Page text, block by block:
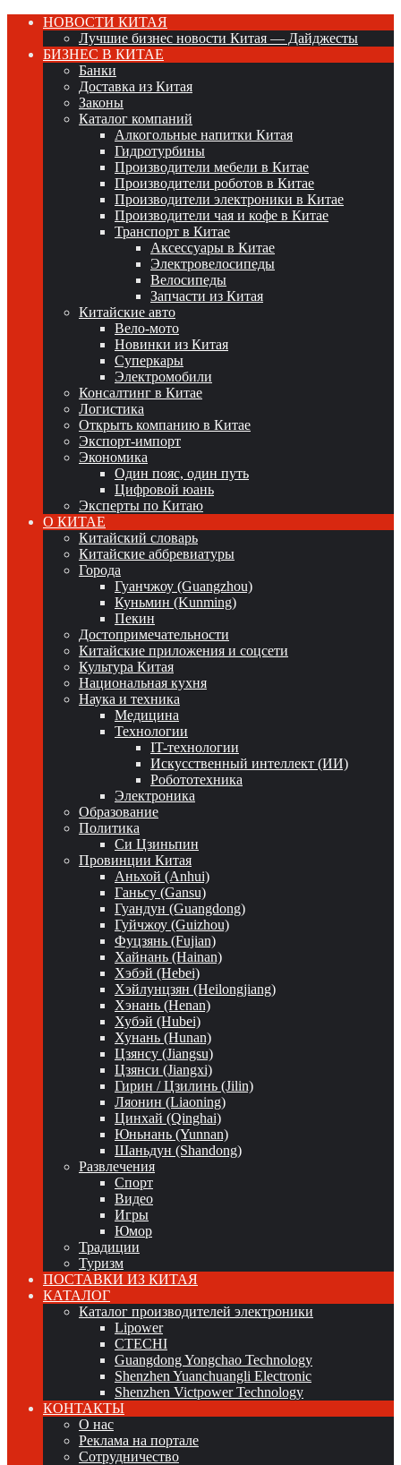
НОВОСТИ КИТАЯ
Лучшие бизнес новости Китая — Дайджесты
БИЗНЕС В КИТАЕ
Банки
Доставка из Китая
Законы
Каталог компаний
Алкогольные напитки Китая
Гидротурбины
Производители мебели в Китае
Производители роботов в Китае
Производители электроники в Китае
Производители чая и кофе в Китае
Транспорт в Китае
Аксессуары в Китае
Электровелосипеды
Велосипеды
Запчасти из Китая
Китайские авто
Вело-мото
Новинки из Китая
Суперкары
Электромобили
Консалтинг в Китае
Логистика
Открыть компанию в Китае
Экспорт-импорт
Экономика
Один пояс, один путь
Цифровой юань
Эксперты по Китаю
О КИТАЕ
Китайский словарь
Китайские аббревиатуры
Города
Гуанчжоу (Guangzhou)
Куньмин (Kunming)
Пекин
Достопримечательности
Китайские приложения и соцсети
Культура Китая
Национальная кухня
Наука и техника
Медицина
Технологии
IT-технологии
Искусственный интеллект (ИИ)
Робототехника
Электроника
Образование
Политика
Си Цзиньпин
Провинции Китая
Аньхой (Anhui)
Ганьсу (Gansu)
Гуандун (Guangdong)
Гуйчжоу (Guizhou)
Фуцзянь (Fujian)
Хайнань (Hainan)
Хэбэй (Hebei)
Хэйлунцзян (Heilongjiang)
Хэнань (Henan)
Хубэй (Hubei)
Хунань (Hunan)
Цзянсу (Jiangsu)
Цзянси (Jiangxi)
Гирин / Цзилинь (Jilin)
Ляонин (Liaoning)
Цинхай (Qinghai)
Юньнань (Yunnan)
Шаньдун (Shandong)
Развлечения
Спорт
Видео
Игры
Юмор
Традиции
Туризм
ПОСТАВКИ ИЗ КИТАЯ
КАТАЛОГ
Каталог производителей электроники
Lipower
CTECHI
Guangdong Yongchao Technology
Shenzhen Yuanchuangli Electronic
Shenzhen Victpower Technology
КОНТАКТЫ
О нас
Реклама на портале
Сотрудничество